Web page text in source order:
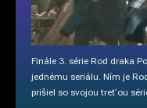
Finále 3. série Rod draka
jednému seriálu. Ním je
prišiel so svojou treťou